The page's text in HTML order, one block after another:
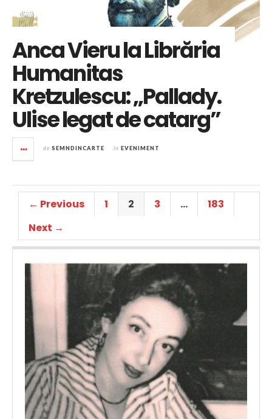
Anca Vieru la Librăria
Humanitas
Kretzulescu: „Pallady.
Ulise legat de catarg”
de SEMNDINCARTE în EVENIMENT
← Previous 1 2 3 …
183
Next →